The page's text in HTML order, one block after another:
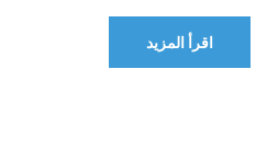
اقرأ المزيد